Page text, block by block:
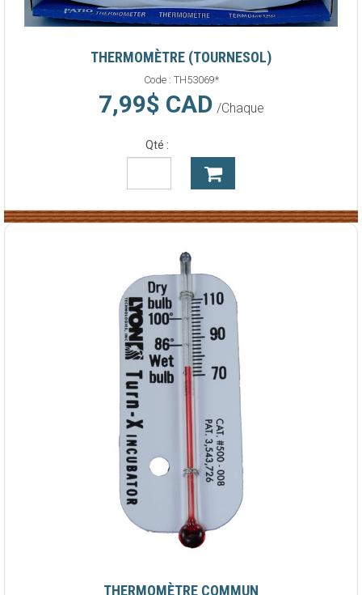
THERMOMÈTRE (TOURNESOL)
Code : TH53069*
7,99$ CAD /Chaque
Qté :
THERMOMÈTRE COMMUN